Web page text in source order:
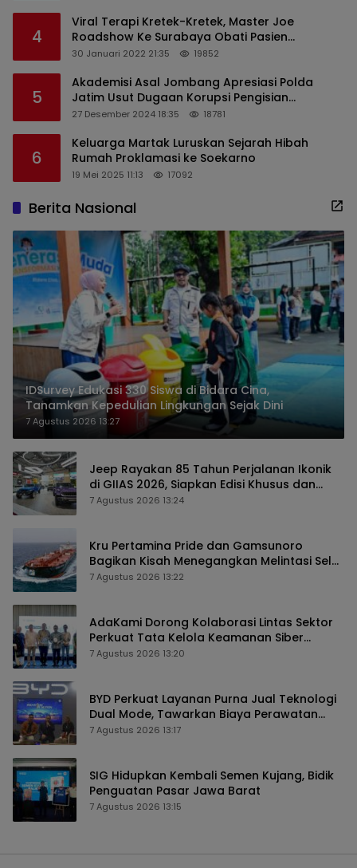
4
Viral Terapi Kretek-Kretek, Master Joe
Roadshow Ke Surabaya Obati Pasien
Sekaligus Edukasi Masyarakat
30 Januari 2022 21:35 19852
5
Akademisi Asal Jombang Apresiasi Polda
Jatim Usut Dugaan Korupsi Pengisian
Perangkat Desa di Kediri
27 Desember 2024 18:35 18781
6
Keluarga Martak Luruskan Sejarah Hibah
Rumah Proklamasi ke Soekarno
19 Mei 2025 11:13 17092
Berita Nasional
IDSurvey Edukasi 330 Siswa di Bidara Cina,
Tanamkan Kepedulian Lingkungan Sejak Dini
7 Agustus 2026 13:27
Jeep Rayakan 85 Tahun Perjalanan Ikonik
di GIIAS 2026, Siapkan Edisi Khusus dan
Perkuat Pengalaman Pelanggan
7 Agustus 2026 13:24
Kru Pertamina Pride dan Gamsunoro
Bagikan Kisah Menegangkan Melintasi Selat
Hormuz di Tengah Konflik
7 Agustus 2026 13:22
AdaKami Dorong Kolaborasi Lintas Sektor
Perkuat Tata Kelola Keamanan Siber
Berbasis AI
7 Agustus 2026 13:20
BYD Perkuat Layanan Purna Jual Teknologi
Dual Mode, Tawarkan Biaya Perawatan
Lebih Efisien
7 Agustus 2026 13:17
SIG Hidupkan Kembali Semen Kujang, Bidik
Penguatan Pasar Jawa Barat
7 Agustus 2026 13:15